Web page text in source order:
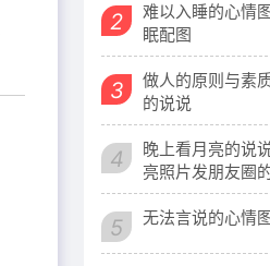
2
难以入睡的心情
眠配图
3
做人的原则与素
的说说
4
晚上看月亮的说
亮照片发朋友圈
5 无法言说的心情